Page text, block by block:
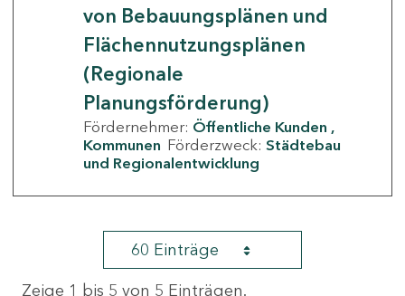
von Bebauungsplänen und
Flächennutzungsplänen
(Regionale
Planungsförderung)
Fördernehmer: Öffentliche Kunden
Kommunen Förderzweck: Städtebau
und Regionalentwicklung
60 Einträge
Zeige 1 bis 5 von 5 Einträgen.